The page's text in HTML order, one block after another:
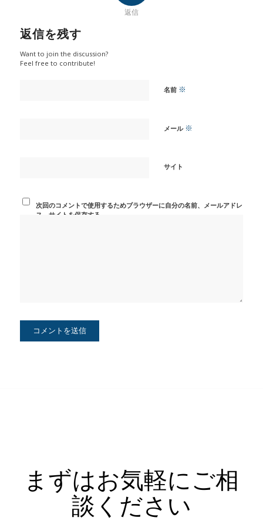
返信
返信を残す
Want to join the discussion?
Feel free to contribute!
名前 ※
メール ※
サイト
次回のコメントで使用するためブラウザーに自分の名前、メールアドレ
ス、サイトを保存する。
まずはお気軽にご相
談ください